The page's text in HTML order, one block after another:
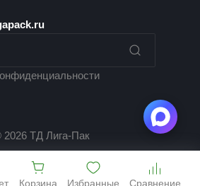
2026 ТД Лига-Пак
Корзина Избранные Сравнение